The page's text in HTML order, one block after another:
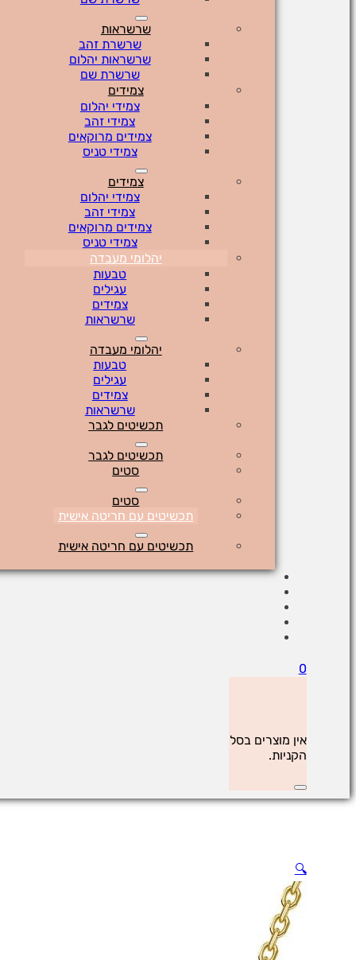
שרשראות
שרשרת זהב
שרשראות יהלום
שרשרת שם
צמידים
צמידי יהלום
צמידי זהב
צמידים מרוקאים
צמידי טניס
צמידים
צמידי יהלום
צמידי זהב
צמידים מרוקאים
צמידי טניס
יהלומי מעבדה
טבעות
עגילים
צמידים
שרשראות
יהלומי מעבדה
טבעות
עגילים
צמידים
שרשראות
תכשיטים לגבר
תכשיטים לגבר
סטים
סטים
תכשיטים עם חריטה אישית
תכשיטים עם חריטה אישית
0
אין מוצרים בסל
הקניות.
🔍